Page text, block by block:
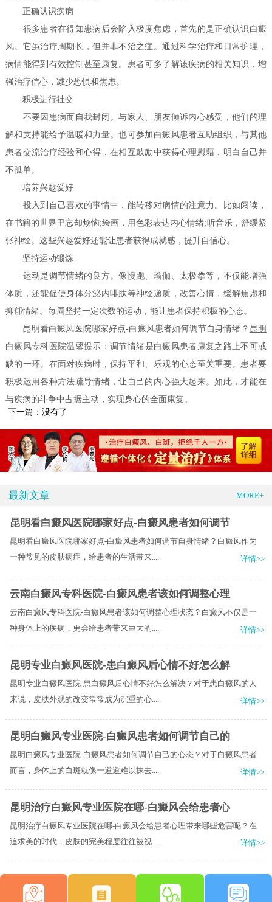
正确认识疾病
很多患者在得知患病后会陷入极度焦虑，首先的是正确认识白癜
风。它虽治疗周期长，但并非不治之症。通过科学治疗和日常护理，
病情能得到有效控制甚至康复。患者可多了解该疾病的相关知识，增
强治疗信心，减少恐惧和焦虑。
积极进行社交
不要因患病而自我封闭。与家人、朋友倾诉内心感受，他们的理
解和支持能给予温暖和力量。也可参加白癜风患者互助组织，与其他
患者交流治疗经验和心得，在相互鼓励中获得心理慰藉，明白自己并
不孤单。
培养兴趣爱好
投入到自己喜欢的事情中，能转移对病情的注意力。比如阅读，
在书籍的世界里忘却烦恼;绘画，用色彩表达内心情绪;听音乐，舒缓紧
张神经。这些兴趣爱好还能让患者获得成就感，提升自信心。
坚持运动锻炼
运动是调节情绪的良方。像慢跑、瑜伽、太极拳等，不仅能增强
体质，还能促使身体分泌内啡肽等神经递质，改善心情，缓解焦虑和
抑郁情绪。每周坚持一定次数的运动，能让患者保持积极的心态。
昆明看白癜风医院哪家好点-白癜风患者如何调节自身情绪？ 昆明
白癜风专科医院温馨提示：调节情绪是白癜风患者康复之路上不可或
缺的一环。在面对疾病时，保持平和、乐观的心态至关重要。患者要
积极运用各种方法疏导情绪，让自己的内心强大起来。如此，才能在
与疾病的斗争中占据主动，实现身心的全面康复。
下一篇：没有了
最新文章 MORE+
昆明看白癜风医院哪家好点-白癜风患者如何调节
昆明看白癜风医院哪家好点-白癜风患者如何调节自身情绪？白癜风作为
一种常见的皮肤病症，给患者的生活带来.....
详情>>
云南白癜风专科医院-白癜风患者该如何调整心理
云南白癜风专科医院-白癜风患者该如何调整心理状态？白癜风不仅是一
种身体上的疾病，更会给患者带来巨大的.....
详情>>
昆明专业白癜风医院-患白癜风后心情不好怎么解
昆明专业白癜风医院-患白癜风后心情不好怎么解决？对于患白癜风的人
来说，皮肤外观的改变常常成为沉重的心.....
详情>>
昆明白癜风专业医院-白癜风患者如何调节自己的
昆明白癜风专业医院-白癜风患者如何调节自己的心态？对于白癜风患者
而言，身体上的白斑就像一道道难以抹去.....
详情>>
昆明治疗白癜风专业医院在哪-白癜风会给患者心
昆明治疗白癜风专业医院在哪-白癜风会给患者心理带来哪些危害呢？在
追求美的时代，皮肤的完美程度往往被视.....
详情>>